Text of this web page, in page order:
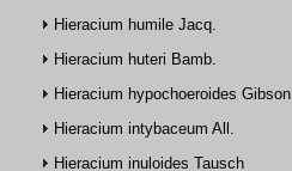
Hieracium humile Jacq.
Hieracium huteri Bamb.
Hieracium hypochoeroides Gibson
Hieracium intybaceum All.
Hieracium inuloides Tausch